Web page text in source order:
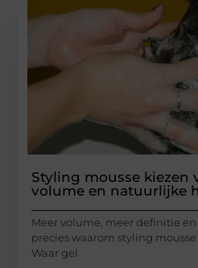
Styling mousse kiezen
volume en natuurlijke
Meer volume, meer definitie
precies waarom styling
Waar gel